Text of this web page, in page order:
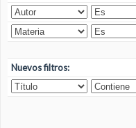
Nuevos filtros: